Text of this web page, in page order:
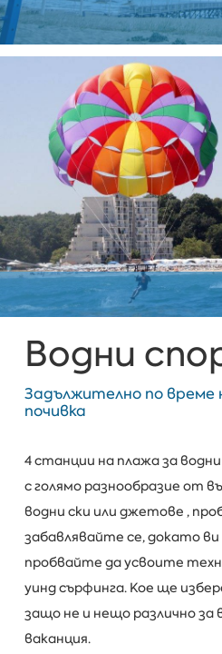
Водни
Задължително по време
почивка
4 станции на плажа за
с голямо разнообразие от
водни ски или джетове ,
забавлявайте се, докато
пробвайте да усвоите
уинд сърфинга. Кое ще
защо не и нещо различно
ваканция.